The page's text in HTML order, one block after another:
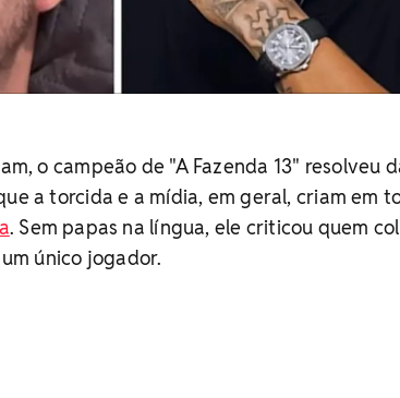
o campeão de "A Fazenda 13" resolveu
a torcida e a mídia, em geral, criam em
. Sem papas na língua, ele criticou quem
único jogador.